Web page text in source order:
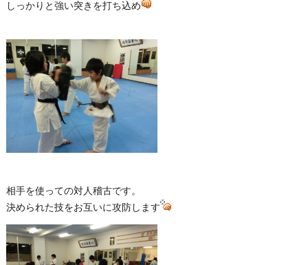
しっかりと強い突きを打ち込め
相手を使っての対人稽古です。
決められた技をお互いに攻防します